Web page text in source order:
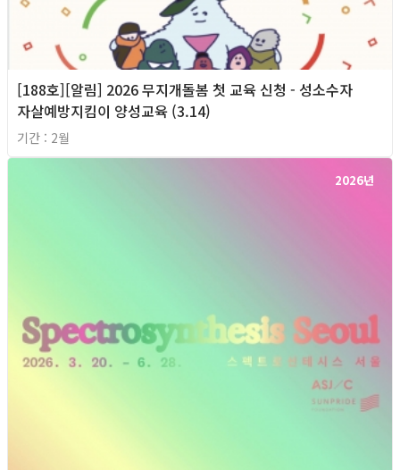
[188호][알림] 2026 무지개돌봄 첫 교육 신청 - 성소수자
자살예방지킴이 양성교육 (3.14)
기간 : 2월
2026년